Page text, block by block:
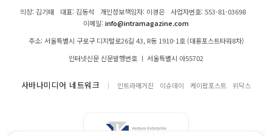
의장: 김기태 대표: 김동석 개인정보책임자: 이경은
사업자번호: 553-81-03698
이메일:info@intramagazine.com
주소: 서울특별시 구로구 디지털로26길 43, R동 1910-1호 (대륭포스트타워8차)
인터넷신문 신문발행번호 ㅣ 서울특별시 아55702
사바나미디어 네트워크 인트라매거진 이슈데이 케이팝포스트 위닥스